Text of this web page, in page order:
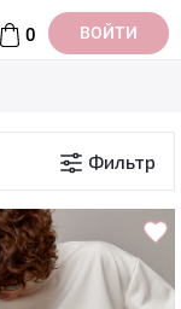
0 ВОЙТИ
Фильтр